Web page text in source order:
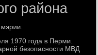
района
1970 года в Перми.
безопасности МВД